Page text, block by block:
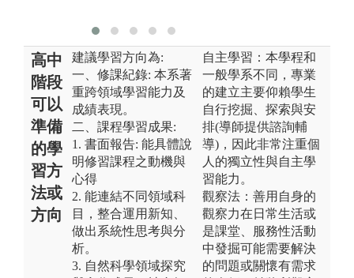
高中
階段
可以
準備
的學
習方
法或
方向
建議學習方向為:
一、修課紀錄: 本系著
重跨領域學習能力及
成績表現。
二、課程學習成果:
1. 書面報告: 能具體說
明修習課程之動機與
心得
2. 能連結不同領域科
目，整合運用新知、
做出系統性思考與分
析。
3. 自然科學領域探究
自主學習：本學程和
一般學系不同，專業
的建立主要仰賴學生
自行挖掘、探索與安
排(導師提供諮詢輔
導)，因此非常注重個
人的獨立性與自主學
習能力。
觀察法：善用自身的
觀察力在日常生活或
是課堂、服務性活動
中發掘可能需要解決
的問題或關懷有需求